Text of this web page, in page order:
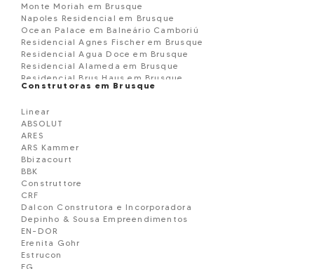
Monte Moriah em Brusque
Napoles Residencial em Brusque
Ocean Palace em Balneário Camboriú
Residencial Agnes Fischer em Brusque
Residencial Agua Doce em Brusque
Residencial Alameda em Brusque
Residencial Brus Haus em Brusque
Residencial Dom Joaquim em Brusque
RESIDENCIAL FLORENZA em Brusque
Residencial Flores do Campo em Brusque
Residencial Ibiza em Brusque
Residencial Munich em Brusque
Residencial Ricardo em Brusque
Residencial Santo Anjo da Guarda em Brusque
Residencial Serene em Brusque
Residencial Topiary em Brusque
Saint Louis Residence em Brusque
San Lorenzo em Brusque
San Pietro Residence em Brusque
Sobrado Geminado à venda em Brusque
Terreno à venda em Brusque
Construtoras em Brusque
Linear
ABSOLUT
ARES
ARS Kammer
Bbizacourt
BBK
Construttore
CRF
Dalcon Construtora e Incorporadora
Depinho & Sousa Empreendimentos
EN-DOR
Erenita Gohr
Estrucon
FG